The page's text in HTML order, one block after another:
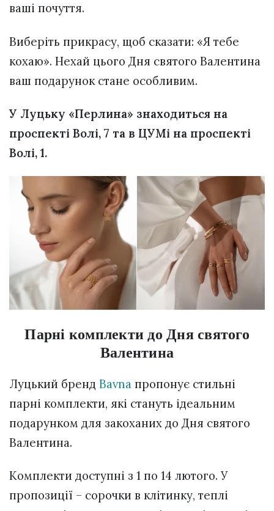
ваші почуття.
Виберіть прикрасу, щоб сказати: «Я тебе
кохаю». Нехай цього Дня святого Валентина
ваш подарунок стане особливим.
У Луцьку «Перлина» знаходиться на
проспекті Волі, 7 та в ЦУМі на проспекті
Волі, 1.
Парні комплекти до Дня святого
Валентина
Луцький бренд Bavna пропонує стильні
парні комплекти, які стануть ідеальним
подарунком для закоханих до Дня святого
Валентина.
Комплекти доступні з 1 по 14 лютого. У
пропозиції – сорочки в клітинку, теплі